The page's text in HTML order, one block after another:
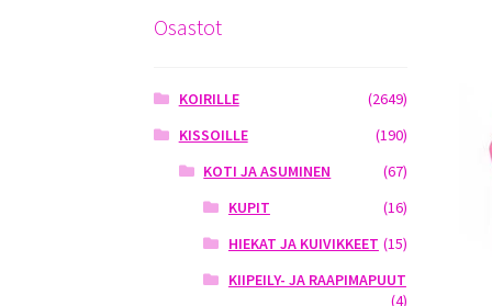
Osastot
KOIRILLE
(2649)
KISSOILLE
(190)
KOTI JA ASUMINEN
(67)
KUPIT
(16)
HIEKAT JA KUIVIKKEET (15)
KIIPEILY- JA RAAPIMAPUUT
(4)